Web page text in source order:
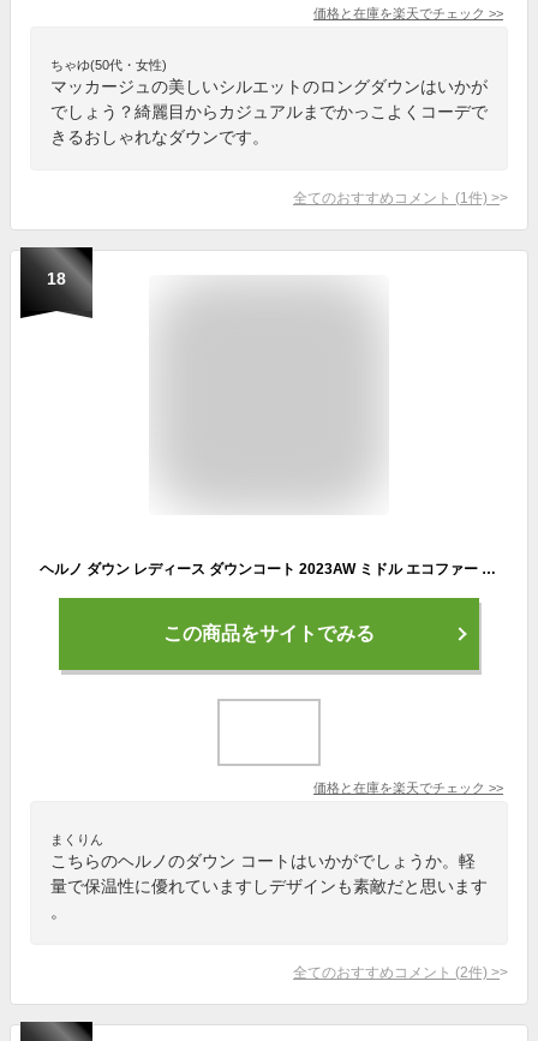
価格と在庫を楽天でチェック >>
ちゃゆ(50代・女性)
マッカージュの美しいシルエットのロングダウンはいかが
でしょう？綺麗目からカジュアルまでかっこよくコーデで
きるおしゃれなダウンです。
全てのおすすめコメント (1 件) >
18
ヘルノ ダウン レディース ダウンコート 2023AW ミドル エコファー フード付き HERNO PI001795D 12414/12354 ロングコート ダウンジャケット アウター ブランド 売れ筋【送料無料】【レビュー】
この商品をサイトでみる
価格と在庫を楽天でチェック >>
まくりん
こちらのヘルノのダウン コートはいかがでしょうか。軽
量で保温性に優れていますしデザインも素敵だと思います
。
全てのおすすめコメント (2件) >